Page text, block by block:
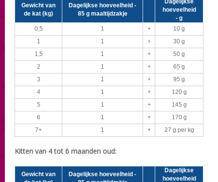
Gewicht van
de kat (kg)
Dagelijkse hoeveelheid -
85 g maaltijdzakje
hoeveelheid
- g
0,5
1 +
10 g
1
1 +
30 g
1,5
1 +
50 g
2
1 +
65 g
3
1 +
95 g
4
1 +
120 g
5
1 +
145 g
6
1 +
170 g
7+
1 + 27 g per kg
Kitten van 4 tot 6 maanden oud:
Gewicht van
Dagelijkse hoeveelheid -
Dagelijkse
hoeveelheid